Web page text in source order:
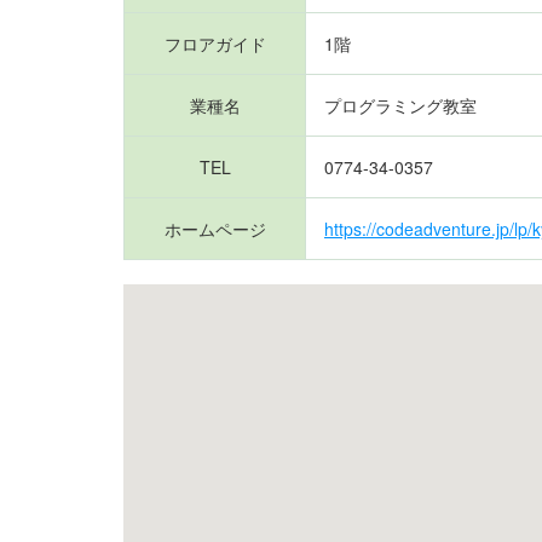
フロアガイド 1階
業種名 プログラミング教室
TEL 0774-34-0357
ホームページ https://codeadventure.jp/lp/